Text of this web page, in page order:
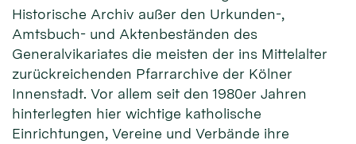
Historische Archiv außer den Urkunden-,
Amtsbuch- und Aktenbeständen des
Generalvikariates die meisten der ins Mittelalter
zurückreichenden Pfarrarchive der Kölner
Innenstadt. Vor allem seit den 1980er Jahren
hinterlegten hier wichtige katholische
Einrichtungen, Vereine und Verbände ihre